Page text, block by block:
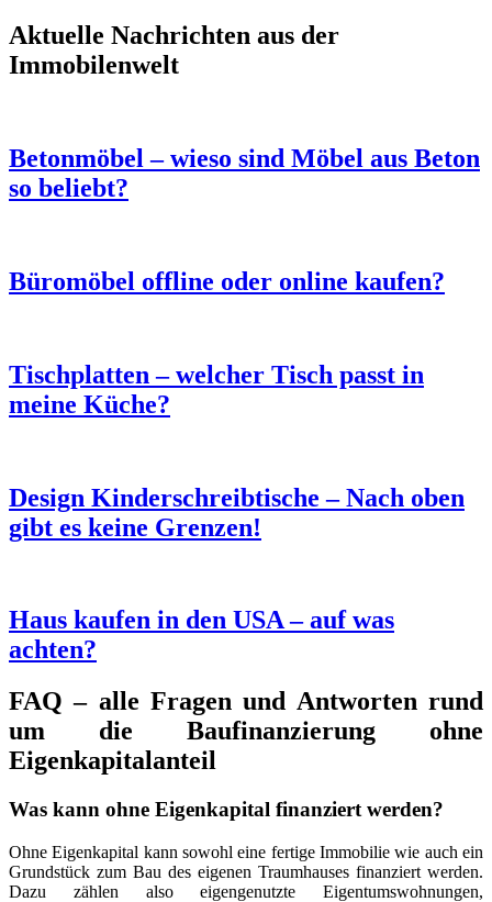
Aktuelle Nachrichten aus der
Immobilenwelt
Betonmöbel – wieso sind Möbel aus Beton
so beliebt?
Büromöbel offline oder online kaufen?
Tischplatten – welcher Tisch passt in
meine Küche?
Design Kinderschreibtische – Nach oben
gibt es keine Grenzen!
Haus kaufen in den USA – auf was
achten?
FAQ – alle Fragen und Antworten rund
um die Baufinanzierung ohne
Eigenkapitalanteil
Was kann ohne Eigenkapital finanziert werden?
Ohne Eigenkapital kann sowohl eine fertige Immobilie wie auch ein
Grundstück zum Bau des eigenen Traumhauses finanziert werden.
Dazu zählen also eigengenutzte Eigentumswohnungen,